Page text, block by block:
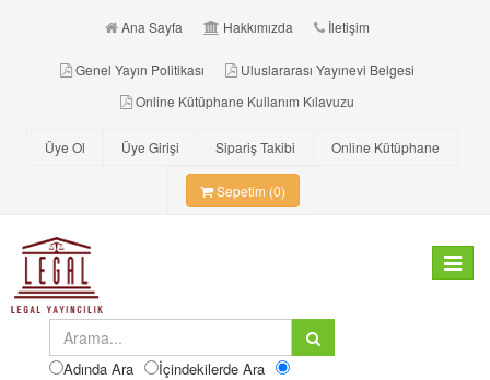
Ana Sayfa Hakkımızda İletişim
Genel Yayın Politikası
Uluslararası Yayınevi Belgesi
Online Kütüphane Kullanım Kılavuzu
Üye Ol Üye Girişi Sipariş Takibi Online Kütüphane
Sepetim (0)
Toggle
Adında Ara
İçindekilerde Ara